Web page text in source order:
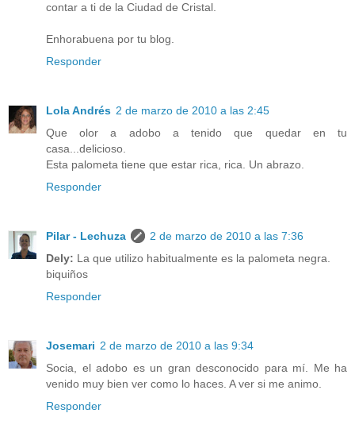
contar a ti de la Ciudad de Cristal.
Enhorabuena por tu blog.
Responder
Lola Andrés 2 de marzo de 2010 a las 2:45
Que olor a adobo a tenido que quedar en tu
casa...delicioso.
Esta palometa tiene que estar rica, rica. Un abrazo.
Responder
Pilar - Lechuza
2 de marzo de 2010 a las 7:36
Dely: La que utilizo habitualmente es la palometa negra.
biquiños
Responder
Josemari 2 de marzo de 2010 a las 9:34
Socia, el adobo es un gran desconocido para mí. Me ha
venido muy bien ver como lo haces. A ver si me animo.
Responder